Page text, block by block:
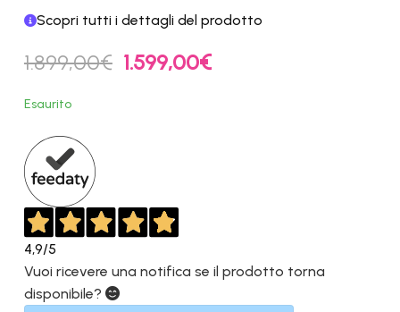
Scopri tutti i dettagli del prodotto
1.899,00€ Il
prezzo
1.599,00€Il
Esaurito
4,9/5
Vuoi ricevere una notifica se il prodotto torna
disponibile?